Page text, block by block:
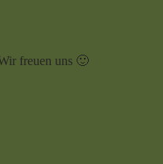
freuen uns 🙂